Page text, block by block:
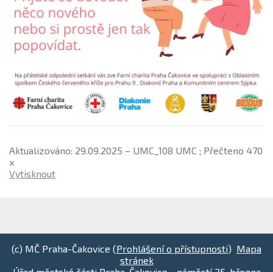
Aktualizováno: 29.09.2025 – UMC_108 UMC ; Přečteno 470
x
Vytisknout
(c) MČ Praha-Čakovice (Prohlášení o přístupnosti) Mapa
stránek